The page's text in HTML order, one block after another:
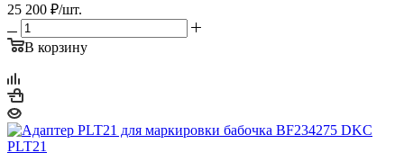
25 200 ₽/шт.
В корзину